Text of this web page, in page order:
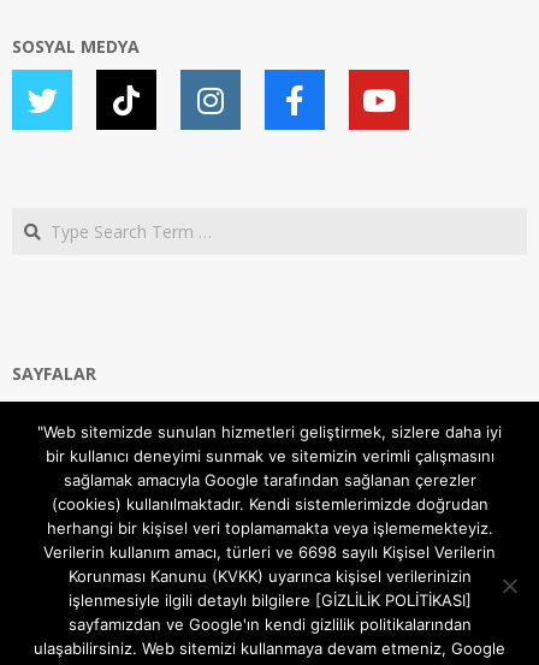
SOSYAL MEDYA
Search
SAYFALAR
Gizlilik ve Çerezler (Cookies) Politikası
Hakkımızda
İletişim Kanalları
MODEM KURULUM
TEKNİK DESTEK
TELEVİZYON SİSTEMLERİ
"Web sitemizde sunulan hizmetleri geliştirmek, sizlere daha iyi
bir kullanıcı deneyimi sunmak ve sitemizin verimli çalışmasını
sağlamak amacıyla Google tarafından sağlanan çerezler
(cookies) kullanılmaktadır. Kendi sistemlerimizde doğrudan
herhangi bir kişisel veri toplamamakta veya işlememekteyiz.
Verilerin kullanım amacı, türleri ve 6698 sayılı Kişisel Verilerin
Korunması Kanunu (KVKK) uyarınca kişisel verilerinizin
işlenmesiyle ilgili detaylı bilgilere [GİZLİLİK POLİTİKASI]
sayfamızdan ve Google'ın kendi gizlilik politikalarından
ulaşabilirsiniz. Web sitemizi kullanmaya devam etmeniz, Google